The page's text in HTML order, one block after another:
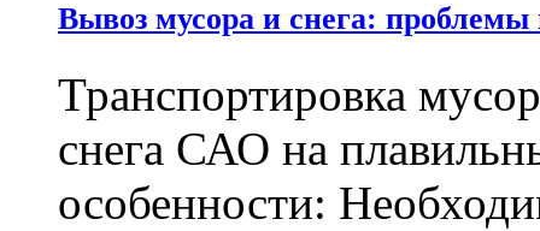
Вывоз мусора и снега:
Транспортировка
снега САО на
особенности: